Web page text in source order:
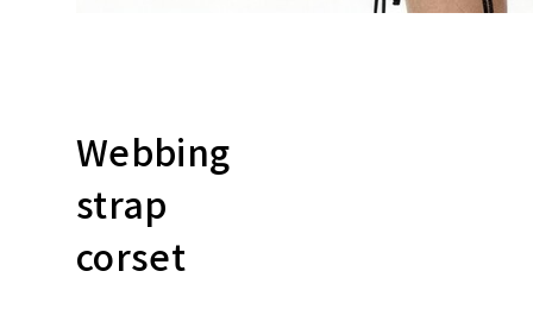
Webbing
strap
corset